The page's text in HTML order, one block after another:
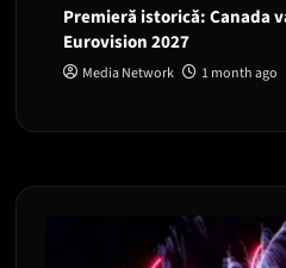
Premieră istorică: Canada
Eurovision 2027
Media Network 1 month ago